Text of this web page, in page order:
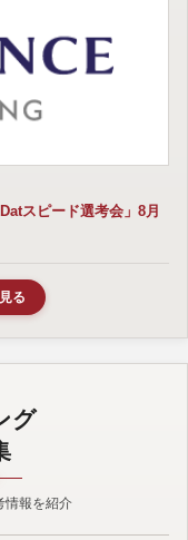
スピード選考会」8月
る
グ
情報を紹介